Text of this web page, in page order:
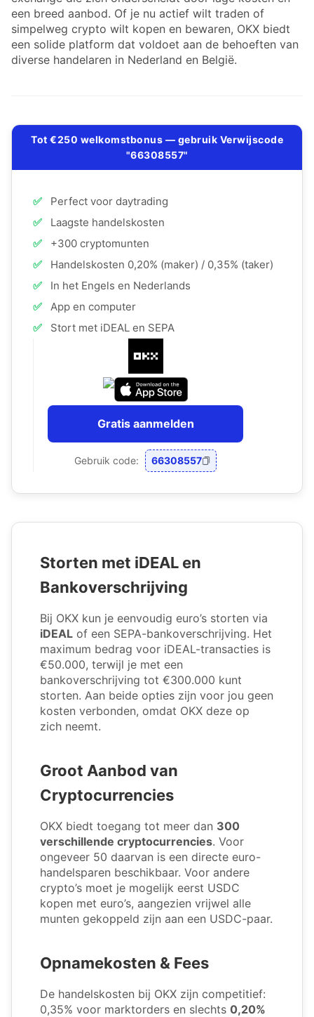
een breed aanbod. Of je nu actief wilt traden of
simpelweg crypto wilt kopen en bewaren, OKX biedt
een solide platform dat voldoet aan de behoeften van
diverse handelaren in Nederland en België.
Tot €250 welkomstbonus — gebruik Verwijscode
"66308557"
✅
Perfect voor daytrading
✅
Laagste handelskosten
✅
+300 cryptomunten
✅
Handelskosten 0,20% (maker) / 0,35% (taker)
✅
In het Engels en Nederlands
✅
App en computer
✅
Stort met iDEAL en SEPA
Gratis aanmelden
Gebruik code: 66308557
Storten met iDEAL en
Bankoverschrijving
Bij OKX kun je eenvoudig euro’s storten via
iDEAL of een SEPA-bankoverschrijving. Het
maximum bedrag voor iDEAL-transacties is
€50.000, terwijl je met een
bankoverschrijving tot €300.000 kunt
storten. Aan beide opties zijn voor jou geen
kosten verbonden, omdat OKX deze op
zich neemt.
Groot Aanbod van
Cryptocurrencies
OKX biedt toegang tot meer dan 300
verschillende cryptocurrencies. Voor
ongeveer 50 daarvan is een directe euro-
handelsparen beschikbaar. Voor andere
crypto’s moet je mogelijk eerst USDC
kopen met euro’s, aangezien vrijwel alle
munten gekoppeld zijn aan een USDC-paar.
Opnamekosten & Fees
De handelskosten bij OKX zijn competitief:
0,35% voor marktorders en slechts 0,20%